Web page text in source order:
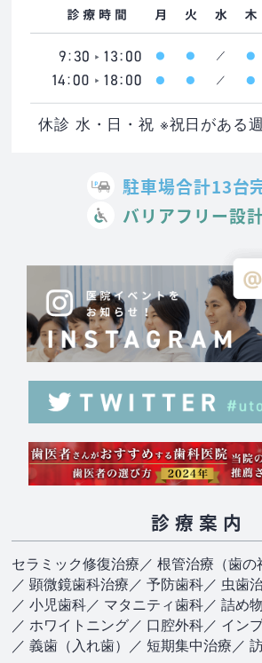
休診 水・日・祝 ※祝日がある
駐車場合計13台
バリアフリー設
診療案内
セラミック修復治療／ 根管治療（歯の
／ 顕微鏡歯科治療／ 予防歯科／ 虫歯
／ 小児歯科／ マタニティ歯科／ 詰め
／ ホワイトニング／ 口腔外科／ イン
／ 義歯（入れ歯） ／ 短期集中治療／